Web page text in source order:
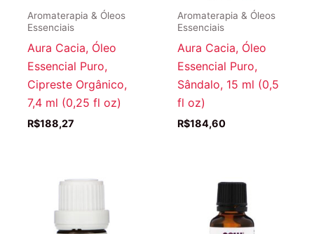
Aromaterapia & Óleos
Essenciais
Aura Cacia, Óleo
Essencial Puro,
Cipreste Orgânico,
7,4 ml (0,25 fl oz)
R$188,27
Aromaterapia & Óleos
Essenciais
Aura Cacia, Óleo
Essencial Puro,
Sândalo, 15 ml (0,5
fl oz)
R$184,60